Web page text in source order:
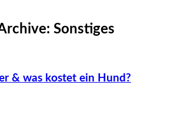
Sonstiges
& was kostet ein Hund?